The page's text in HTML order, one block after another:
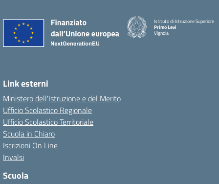
Istituto di Istruzione Superiore
Primo Levi
Vignola
Link esterni
Ministero dell'Istruzione e del Merito
Ufficio Scolastico Regionale
Ufficio Scolastico Territoriale
Scuola in Chiaro
Iscrizioni On Line
Invalsi
Scuola